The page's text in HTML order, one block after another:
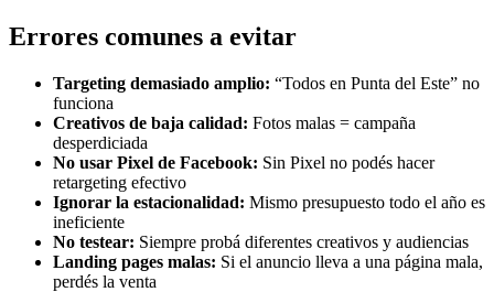
Errores comunes a evitar
Targeting demasiado amplio: “Todos en Punta del Este” no
funciona
Creativos de baja calidad: Fotos malas = campaña
desperdiciada
No usar Pixel de Facebook: Sin Pixel no podés hacer
retargeting efectivo
Ignorar la estacionalidad: Mismo presupuesto todo el año es
ineficiente
No testear: Siempre probá diferentes creativos y audiencias
Landing pages malas: Si el anuncio lleva a una página mala,
perdés la venta